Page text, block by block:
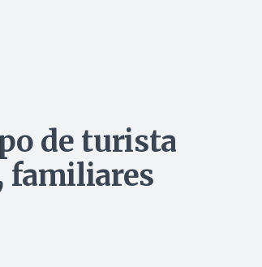
de turista
familiares